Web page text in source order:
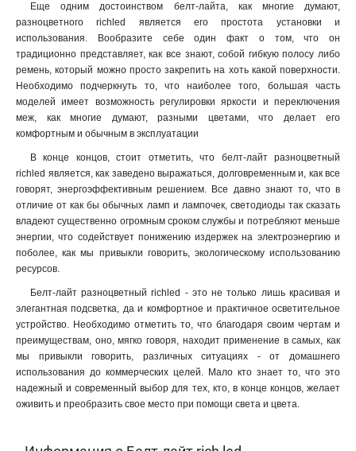
Еще одним достоинством белт-лайта, как многие думают,
разноцветного richled является его простота установки и
использования. Вообразите себе один факт о том, что он
традиционно представляет, как все знают, собой гибкую полосу либо
ремень, который можно просто закрепить на хоть какой поверхности.
Необходимо подчеркнуть то, что наиболее того, большая часть
моделей имеет возможность регулировки яркости и переключения
меж, как многие думают, разными цветами, что делает его
комфортным и обычным в эксплуатации
В конце концов, стоит отметить, что белт-лайт разноцветный
richled является, как заведено выражаться, долговременным и, как все
говорят, энергоэффективным решением. Все давно знают то, что в
отличие от как бы обычных ламп и лампочек, светодиоды так сказать
владеют существенно огромным сроком службы и потребляют меньше
энергии, что содействует понижению издержек на электроэнергию и
поболее, как мы привыкли говорить, экологическому использованию
ресурсов.
Белт-лайт разноцветный richled - это не только лишь красивая и
элегантная подсветка, да и комфортное и практичное осветительное
устройство. Необходимо отметить то, что благодаря своим чертам и
преимуществам, оно, мягко говоря, находит применение в самых, как
мы привыкли говорить, различных ситуациях - от домашнего
использования до коммерческих целей. Мало кто знает то, что это
надежный и современный выбор для тех, кто, в конце концов, желает
оживить и преобразить свое место при помощи света и цвета.